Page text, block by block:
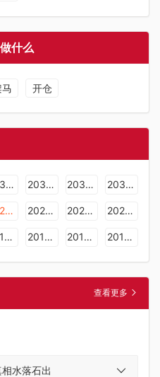
什么
开仓
2033年日历表 2032年日历表 2031年日历表 2030年日历表
2026年日历表 2025年日历表 2024年日历表 2023年日历表
2019年日历表 2018年日历表 2017年日历表 2016年日历表
查看更多
水落石出